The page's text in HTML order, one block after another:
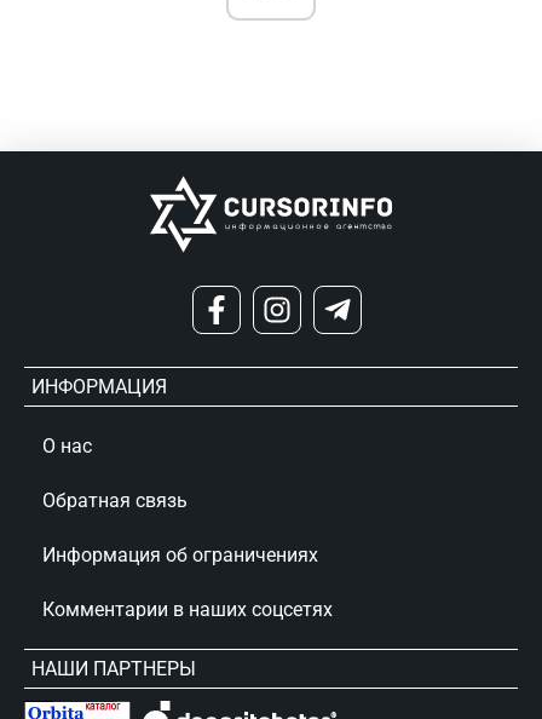
ИНФОРМАЦИЯ
О нас
Обратная связь
Информация об ограничениях
Комментарии в наших соцсетях
НАШИ ПАРТНЕРЫ